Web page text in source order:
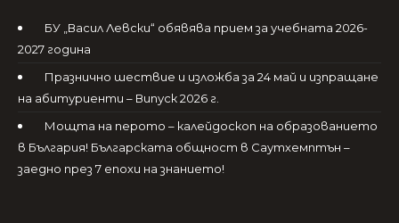
БУ „Васил Левски“ обявява прием за учебната 2026-
2027 година
Празнично шествие и изложба за 24 май и изпращане
на абитуриенти – Випуск 2026 г.
Мощта на перото – калейдоскоп на образованието
в България! Българската общност в Саутхемптън –
заедно през 7 епохи на знанието!